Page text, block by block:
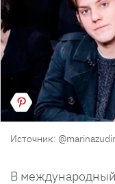
Источник:
В